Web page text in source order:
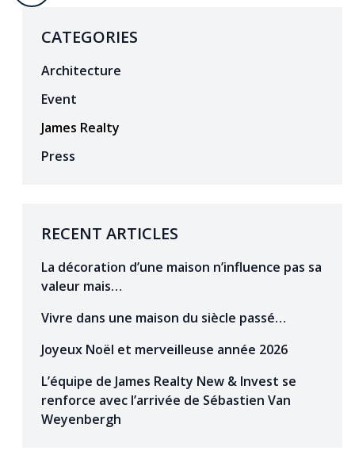
CATEGORIES
Architecture
Event
James Realty
Press
RECENT ARTICLES
La décoration d’une maison n’influence pas sa
valeur mais…
Vivre dans une maison du siècle passé…
Joyeux Noël et merveilleuse année 2026
L’équipe de James Realty New & Invest se
renforce avec l’arrivée de Sébastien Van
Weyenbergh